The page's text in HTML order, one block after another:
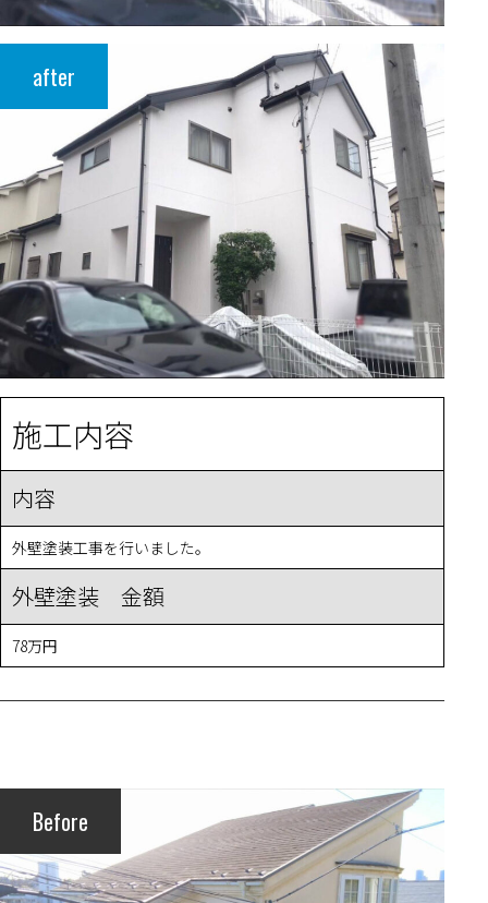
after
施工内容
内容
外壁塗装工事を行いました。
外壁塗装 金額
78万円
Before